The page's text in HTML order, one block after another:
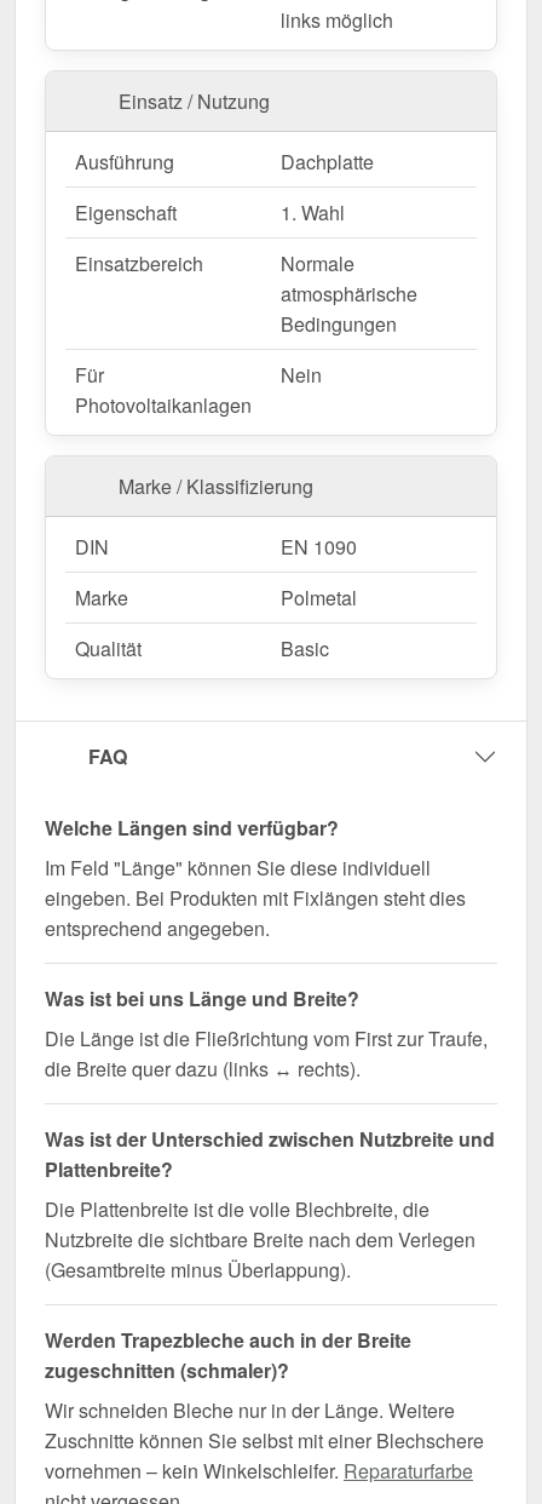
Langlebig, wetterfest, individuell auf Maß – bestellen
Sie jetzt und profitieren Sie von schneller Lieferung!
Wegen Sonderanfertigung vom Widerruf ausgeschlossen
links möglich
Einsatz / Nutzung
Ausführung
Dachplatte
Eigenschaft
1. Wahl
Einsatzbereich
Normale
atmosphärische
Bedingungen
Für
Photovoltaikanlagen
Nein
Marke / Klassifizierung
DIN
EN 1090
Marke
Polmetal
Qualität
Basic
FAQ
Welche Längen sind verfügbar?
Im Feld "Länge" können Sie diese individuell
eingeben. Bei Produkten mit Fixlängen steht dies
entsprechend angegeben.
Was ist bei uns Länge und Breite?
Die Länge ist die Fließrichtung vom First zur Traufe,
die Breite quer dazu (links ↔ rechts).
Was ist der Unterschied zwischen Nutzbreite und
Plattenbreite?
Die Plattenbreite ist die volle Blechbreite, die
Nutzbreite die sichtbare Breite nach dem Verlegen
(Gesamtbreite minus Überlappung).
Werden Trapezbleche auch in der Breite
zugeschnitten (schmaler)?
Wir schneiden Bleche nur in der Länge. Weitere
Zuschnitte können Sie selbst mit einer Blechschere
vornehmen – kein Winkelschleifer. Reparaturfarbe